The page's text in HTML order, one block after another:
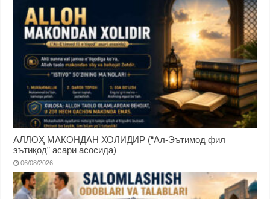
АЛЛОҲ МАКОНДАН ХОЛИДИР (“Ал-Эътимод фил
эътиқод” асари асосида)
06/08/2026